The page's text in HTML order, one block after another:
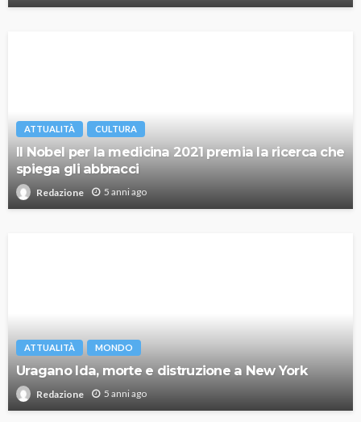
ATTUALITÀ CULTURA
Il Nobel per la medicina 2021 premia la ricerca che
spiega gli abbracci
Redazione 5 anni ago
ATTUALITÀ MONDO
Uragano Ida, morte e distruzione a New York
Redazione 5 anni ago